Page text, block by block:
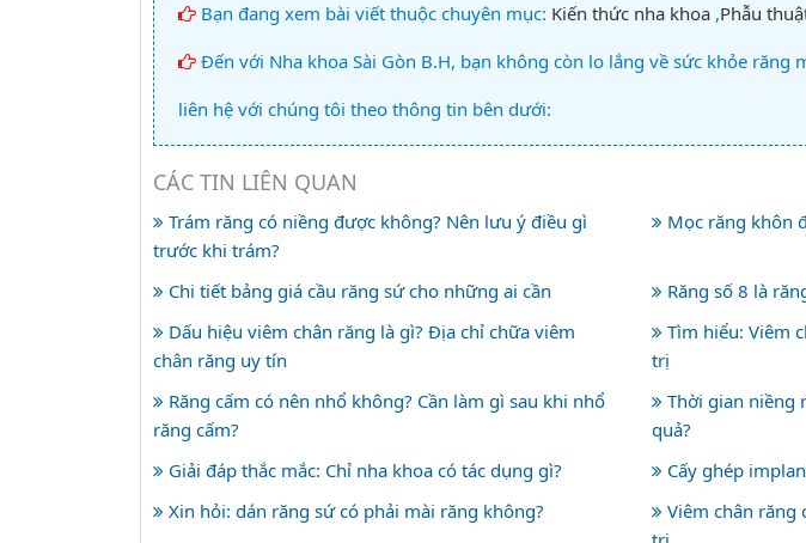
Bạn đang xem bài viết thuộc chuyên mục: Kiến thức nha khoa ,Phẫu
Đến với Nha khoa Sài Gòn B.H, bạn không còn lo lắng về sức khỏe răng
liên hệ với chúng tôi theo thông tin bên dưới:
CÁC TIN LIÊN QUAN
Trám răng có niềng được không? Nên lưu ý điều gì
trước khi trám?
Mọc răng khôn
Chi tiết bảng giá cầu răng sứ cho những ai cần
Răng số 8 là
Dấu hiệu viêm chân răng là gì? Địa chỉ chữa viêm
chân răng uy tín
Tìm hiểu: Viêm
trị
Răng cấm có nên nhổ không? Cần làm gì sau khi nhổ
răng cấm?
Thời gian niềng
quả?
Giải đáp thắc mắc: Chỉ nha khoa có tác dụng gì?
Cấy ghép
Xin hỏi: dán răng sứ có phải mài răng không?
Viêm chân răng